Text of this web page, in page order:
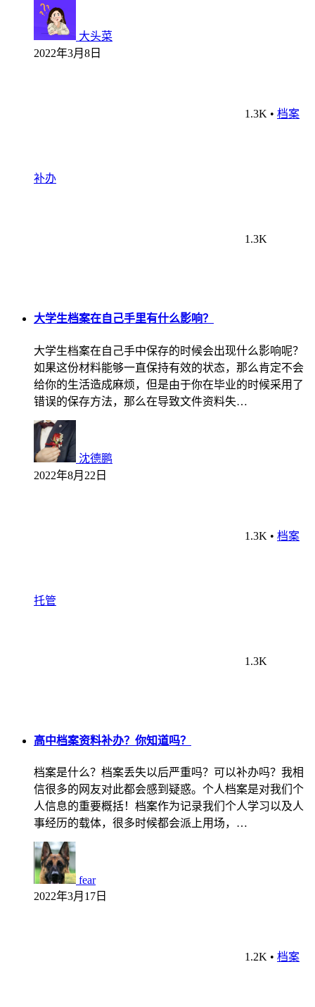
大头菜
2022年3月8日
1.3K • 档案
补办
1.3K
大学生档案在自己手里有什么影响？
大学生档案在自己手中保存的时候会出现什么影响呢？
如果这份材料能够一直保持有效的状态，那么肯定不会
给你的生活造成麻烦，但是由于你在毕业的时候采用了
错误的保存方法，那么在导致文件资料失…
沈德鹏
2022年8月22日
1.3K • 档案
托管
1.3K
高中档案资料补办？你知道吗？
档案是什么？档案丢失以后严重吗？可以补办吗？我相
信很多的网友对此都会感到疑惑。个人档案是对我们个
人信息的重要概括！档案作为记录我们个人学习以及人
事经历的载体，很多时候都会派上用场，…
fear
2022年3月17日
1.2K • 档案